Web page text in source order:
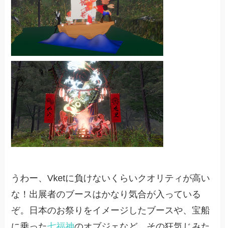
うわー、Vketに負けないくらいクオリティが高い
な！出展者のブースはかなり気合が入っている
ぞ。日本のお祭りをイメージしたブースや、宝船